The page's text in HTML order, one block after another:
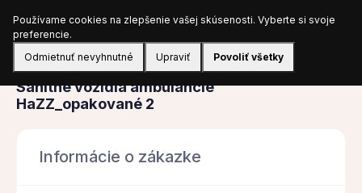
Prihlásiť sa
Obstarávanie
Sanitné vozidlá ambulancie
HaZZ_opakované 2
Informácie o zákazke
Používame cookies na zlepšenie vašej skúsenosti. Vyberte si svoje
preferencie.
Odmietnuť nevyhnutné
Upraviť Povoliť všetky